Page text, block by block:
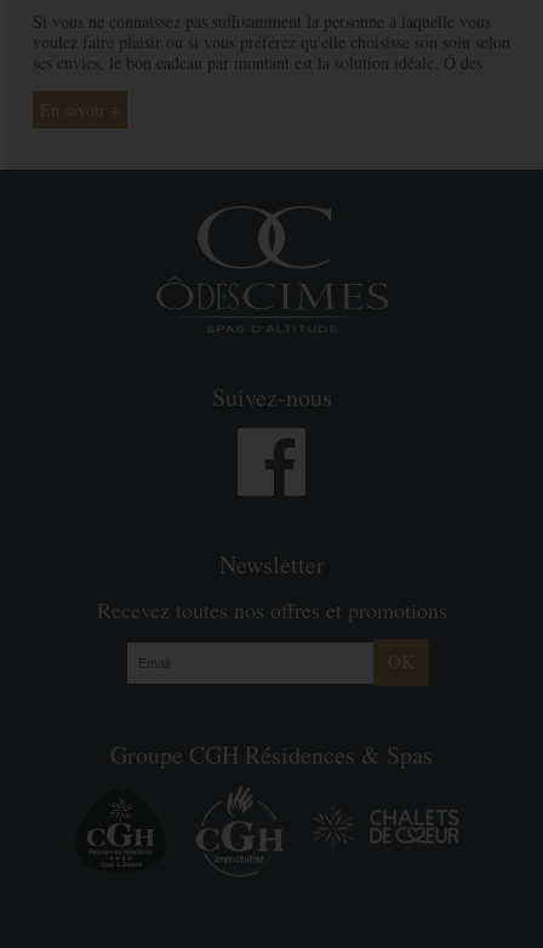
Si vous ne connaissez pas suffisamment la personne à laquelle vous
voulez faire plaisir ou si vous préférez qu'elle choisisse son soin selon
ses envies, le bon cadeau par montant est la solution idéale. Ô des
proche et ainsi rendre ce moment exceptionnel.
En savoir +
Suivez-nous
Newsletter
Recevez toutes nos offres et promotions
OK
Groupe CGH Résidences & Spas